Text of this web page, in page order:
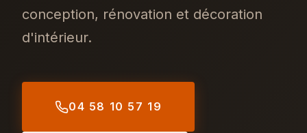
conception, rénovation et décoration
d'intérieur.
04 58 10 57 19